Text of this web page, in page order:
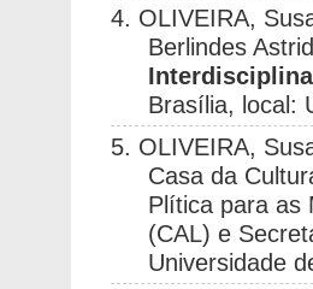
4. OLIVEIRA,
Berlindes
Brasília, local:
5. OLIVEIRA,
Casa da
Plítica para as
(CAL) e
Universidade